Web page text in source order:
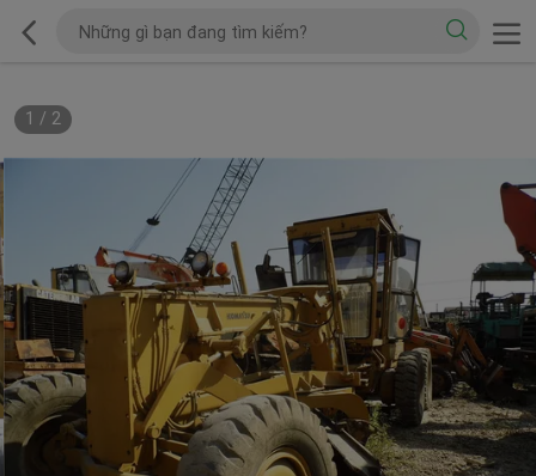
1 / 2